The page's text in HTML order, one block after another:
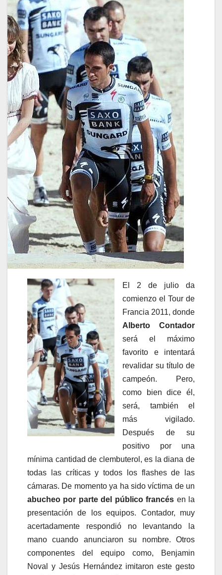
El 2 de julio da
comienzo el Tour de
Francia 2011, donde
Alberto Contador
será el máximo
favorito e intentará
revalidar su título de
campeón. Pero,
como bien dice él,
será, también el
más vigilado.
Después de su
positivo por una
mínima cantidad de clembuterol, es la diana de
todas las críticas y todos los flashes de las
cámaras. De momento ya ha sido víctima de un
abucheo por parte del público francés en la
presentación de los equipos. Contador, muy
acertadamente respondió no levantando la
mano cuando anunciaron su nombre. Otros
componentes del equipo como, Benjamin
Noval y Jesús Hernández imitaron este gesto